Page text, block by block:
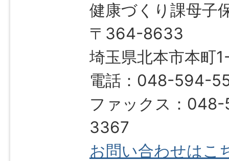
健康づくり課母子
〒364-8633
埼玉県北本市本町
電話：048-594-
ファックス：
3367
お問い合わせはこ